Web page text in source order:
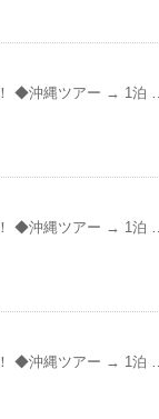
！ ◆沖縄ツアー → 1泊 …
！ ◆沖縄ツアー → 1泊 …
！ ◆沖縄ツアー → 1泊 …